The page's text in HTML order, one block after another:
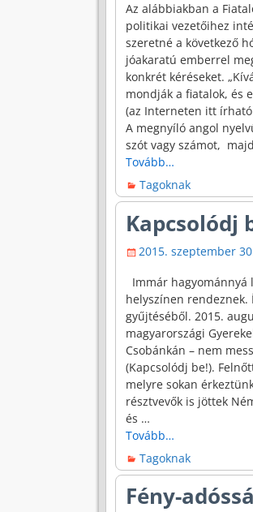
Az alábbiakban a
politikai vezetőihez
szeretné a következő
jóakaratú emberrel
konkrét kéréseket.
mondják a fiatalok, és
(az Interneten itt
A megnyíló angol
szót vagy számot,
Tovább…
Tagoknak
Kapcsolódj
2015. szeptember
Immár hagyománnyá
helyszínen rendeznek.
gyűjtéséből. 2015.
magyarországi
Csobánkán – nem
(Kapcsolódj be!).
melyre sokan
résztvevők is jöttek
és …
Tovább…
Tagoknak
Fény-